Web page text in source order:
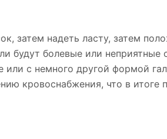
затем надеть ласту, затем
будут болевые или неприятные
или с немного другой формой
кровоснабжения, что в итоге